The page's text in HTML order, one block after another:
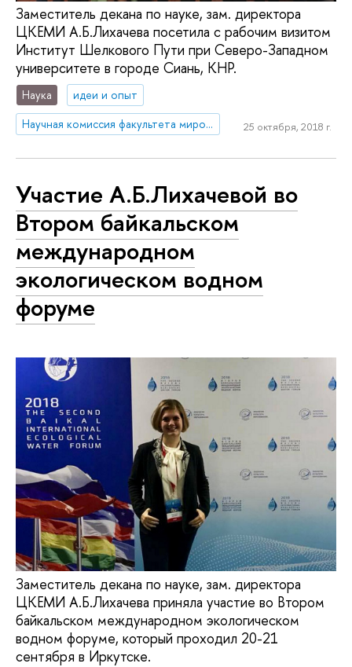
Заместитель декана по науке, зам. директора
ЦКЕМИ А.Б.Лихачева посетила с рабочим визитом
Институт Шелкового Пути при Северо-Западном
университете в городе Сиань, КНР.
Наука
идеи и опыт
Научная комиссия факультета мировой экономики и мировой политики
25 октября, 2018 г.
Участие А.Б.Лихачевой во
Втором байкальском
международном
экологическом водном
форуме
Заместитель декана по науке, зам. директора
ЦКЕМИ А.Б.Лихачева приняла участие во Втором
байкальском международном экологическом
водном форуме, который проходил 20-21
сентября в Иркутске.